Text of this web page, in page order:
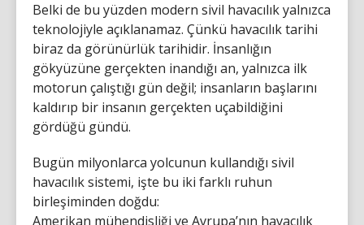
Belki de bu yüzden modern sivil havacılık yalnızca
teknolojiyle açıklanamaz. Çünkü havacılık tarihi
biraz da görünürlük tarihidir. İnsanlığın
gökyüzüne gerçekten inandığı an, yalnızca ilk
motorun çalıştığı gün değil; insanların başlarını
kaldırıp bir insanın gerçekten uçabildiğini
gördüğü gündü.
Bugün milyonlarca yolcunun kullandığı sivil
havacılık sistemi, işte bu iki farklı ruhun
birleşiminden doğdu:
Amerikan mühendisliği ve Avrupa’nın havacılık